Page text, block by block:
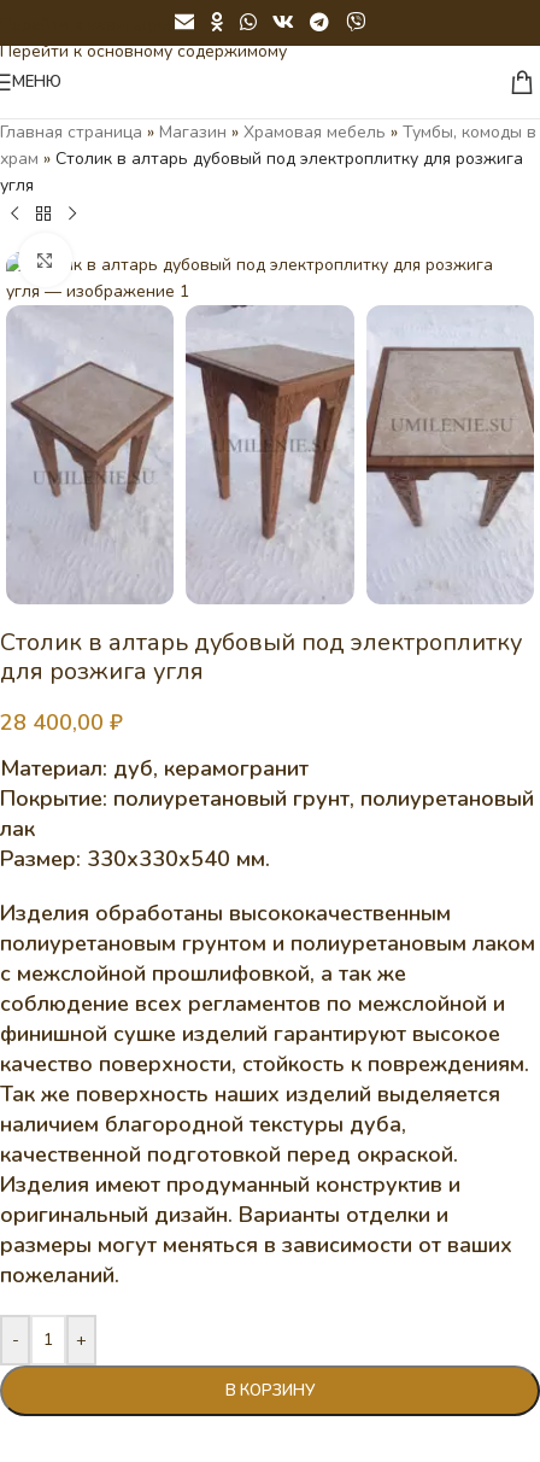
Перейти к основному содержимому
МЕНЮ
Главная страница » Магазин » Храмовая мебель » Тумбы, комоды в
храм » Столик в алтарь дубовый под электроплитку для розжига
угля
Нажмите, чтобы увеличить
Столик в алтарь дубовый под электроплитку
для розжига угля
28 400,00 ₽
Материал: дуб, керамогранит
Покрытие: полиуретановый грунт, полиуретановый
лак
Размер: 330х330х540 мм.
Изделия обработаны высококачественным
полиуретановым грунтом и полиуретановым лаком
с межслойной прошлифовкой, а так же
соблюдение всех регламентов по межслойной и
финишной сушке изделий гарантируют высокое
качество поверхности, стойкость к повреждениям.
Так же поверхность наших изделий выделяется
наличием благородной текстуры дуба,
качественной подготовкой перед окраской.
Изделия имеют продуманный конструктив и
оригинальный дизайн. Варианты отделки и
размеры могут меняться в зависимости от ваших
пожеланий.
- +
В КОРЗИНУ